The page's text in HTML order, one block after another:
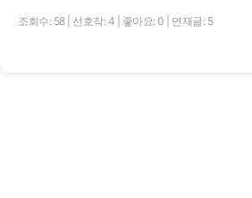
조회수: 58 선호작: 4 좋아요: 0 연재글: 5